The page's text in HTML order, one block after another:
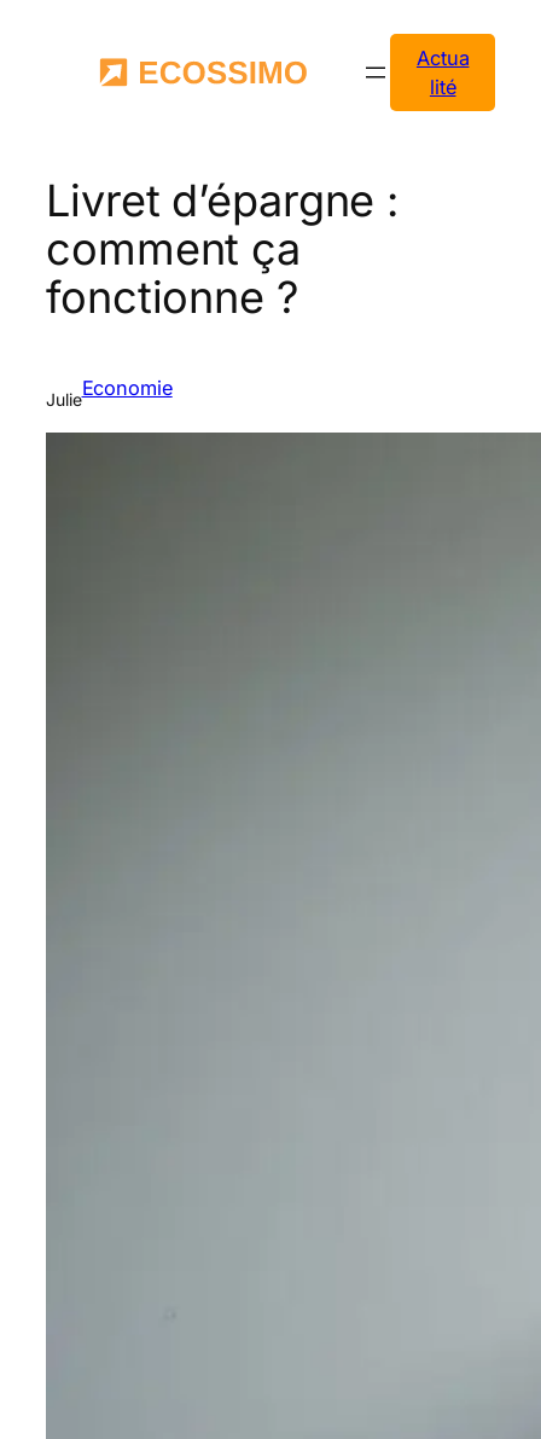
Actua
lité
Livret d’épargne :
comment ça
fonctionne ?
JulieEconomie